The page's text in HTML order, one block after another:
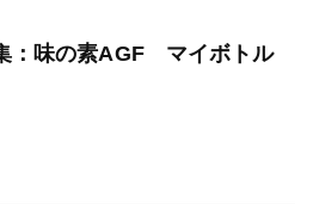
：味の素AGF マイボトル